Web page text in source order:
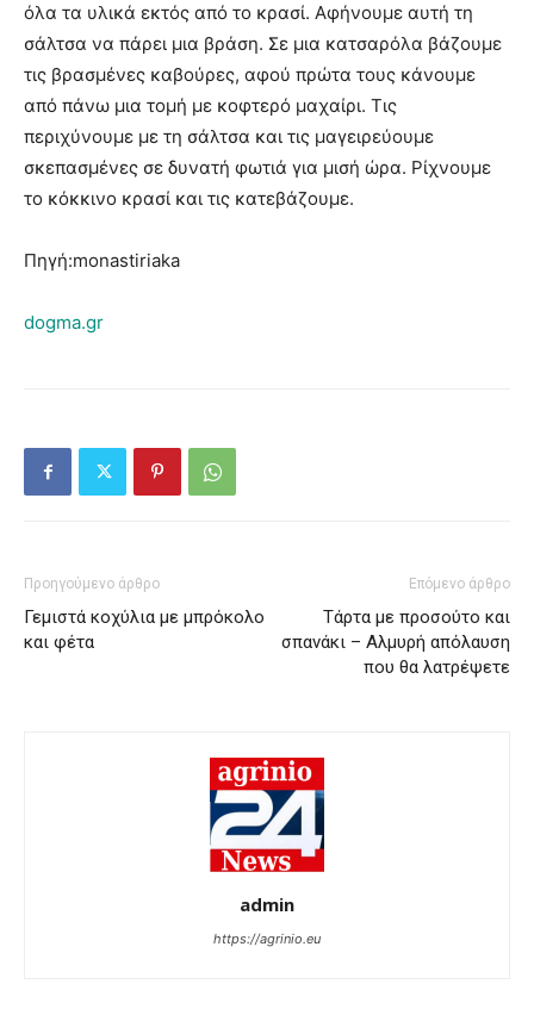
όλα τα υλικά εκτός από το κρασί. Αφήνουμε αυτή τη
σάλτσα να πάρει μια βράση. Σε μια κατσαρόλα βάζουμε
τις βρασμένες καβούρες, αφού πρώτα τους κάνουμε
από πάνω μια τομή με κοφτερό μαχαίρι. Τις
περιχύνουμε με τη σάλτσα και τις μαγειρεύουμε
σκεπασμένες σε δυνατή φωτιά για μισή ώρα. Ρίχνουμε
το κόκκινο κρασί και τις κατεβάζουμε.
Πηγή:monastiriaka
dogma.gr
Προηγούμενο άρθρο
Γεμιστά κοχύλια με μπρόκολο
και φέτα
Επόμενο άρθρο
Τάρτα με προσούτο και
σπανάκι – Αλμυρή απόλαυση
που θα λατρέψετε
admin
https://agrinio.eu